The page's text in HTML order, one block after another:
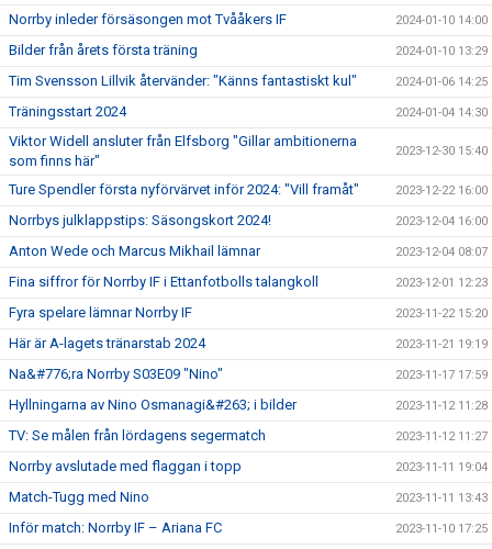
Norrby inleder försäsongen mot Tvååkers IF 2024-01-10 14:00
Bilder från årets första träning 2024-01-10 13:29
Tim Svensson Lillvik återvänder: "Känns fantastiskt kul" 2024-01-06 14:25
Träningsstart 2024 2024-01-04 14:30
Viktor Widell ansluter från Elfsborg "Gillar ambitionerna
som finns här"
2023-12-30 15:40
Ture Spendler första nyförvärvet inför 2024: "Vill framåt" 2023-12-22 16:00
Norrbys julklappstips: Säsongskort 2024! 2023-12-04 16:00
Anton Wede och Marcus Mikhail lämnar 2023-12-04 08:07
Fina siffror för Norrby IF i Ettanfotbolls talangkoll 2023-12-01 12:23
Fyra spelare lämnar Norrby IF 2023-11-22 15:20
Här är A-lagets tränarstab 2024 2023-11-21 19:19
Na&#776;ra Norrby S03E09 "Nino" 2023-11-17 17:59
Hyllningarna av Nino Osmanagi&#263; i bilder 2023-11-12 11:28
TV: Se målen från lördagens segermatch 2023-11-12 11:27
Norrby avslutade med flaggan i topp 2023-11-11 19:04
Match-Tugg med Nino 2023-11-11 13:43
Inför match: Norrby IF – Ariana FC 2023-11-10 17:25